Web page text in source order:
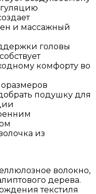
и массажный
головы
комфорту во
подушку для
из
волокно,
дерева.
текстиля